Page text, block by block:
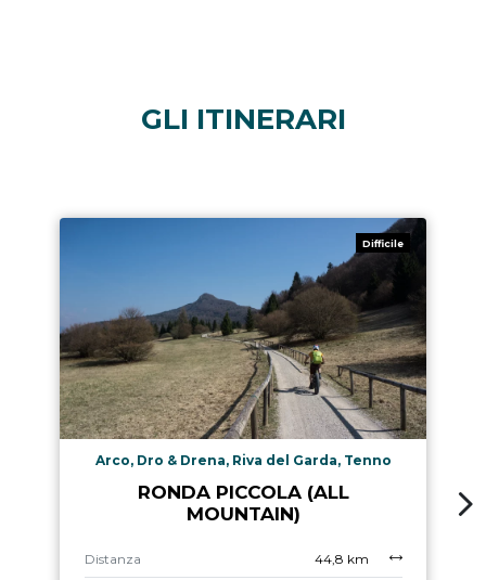
GLI ITINERARI
Difficile
Arco, Dro & Drena, Riva del Garda, Tenno
RONDA PICCOLA (ALL
MOUNTAIN)
Distanza
44,8 km